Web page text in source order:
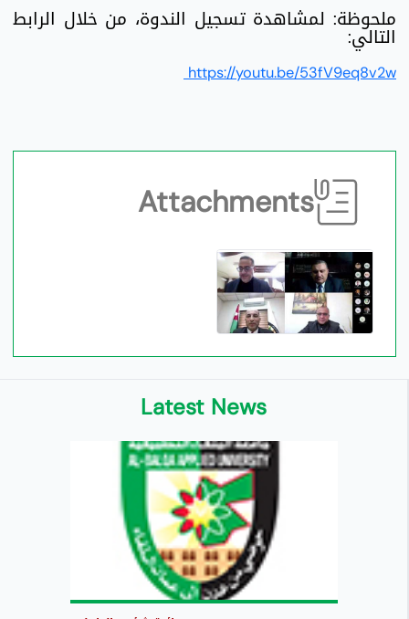
ملحوظة: لمشاهدة تسجيل الندوة، من خلال الرابط
التالي:
https://youtu.be/53fV9eq8v2w
Attachments
Latest News